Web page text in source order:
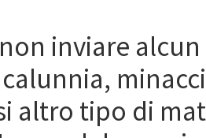
inviare
altro tipo di